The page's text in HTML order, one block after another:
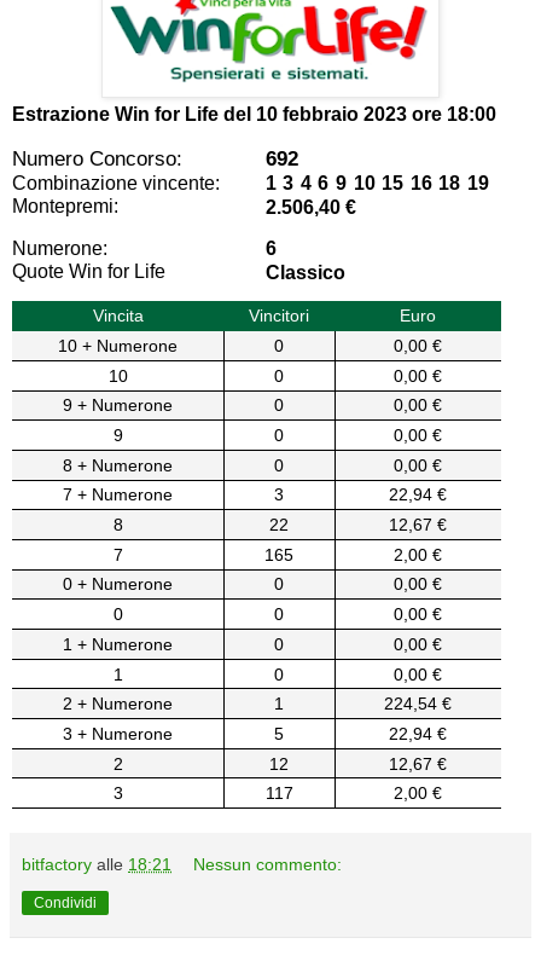
Estrazione Win for Life del 10 febbraio 2023 ore 18:00
Numero Concorso: 692
Combinazione vincente:
1 3 4 6 9 10 15 16 18 19
Montepremi:
2.506,40 €
Numerone:
6
Quote Win for Life
Classico
Vincita Vincitori
Euro
10 + Numerone
0
0,00 €
10
0
0,00 €
9 + Numerone
0
0,00 €
9
0
0,00 €
8 + Numerone
0
0,00 €
7 + Numerone
3
22,94 €
8
22
12,67 €
7
165
2,00 €
0 + Numerone
0
0,00 €
0
0
0,00 €
1 + Numerone
0
0,00 €
1
0
0,00 €
2 + Numerone
1
224,54 €
3 + Numerone
5
22,94 €
2
12
12,67 €
3
117 2,00 €
bitfactory alle 18:21 Nessun commento:
Condividi